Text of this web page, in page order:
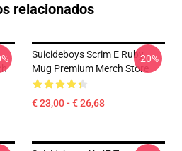
relacionados
Suicideboys Scrim E Ruby
Mug Premium Merch Store
€ 23,00 - € 26,68
-20%